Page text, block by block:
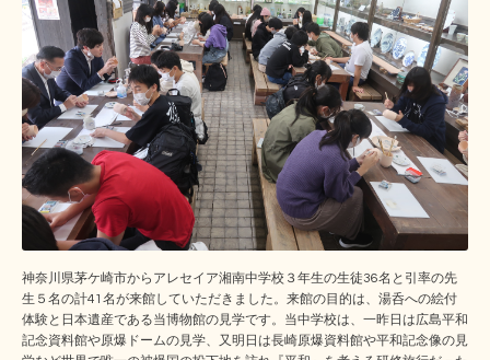
神奈川県茅ケ崎市からアレセイア湘南中学校３年生の生徒36名と引率の先
生５名の計41名が来館していただきました。来館の目的は、湯呑への絵付
体験と日本遺産である当博物館の見学です。当中学校は、一昨日は広島平和
記念資料館や原爆ドームの見学、又明日は長崎原爆資料館や平和記念像の見